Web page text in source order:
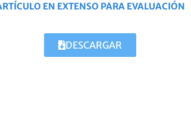
EN EXTENSO PARA EVALUACIÓN
DESCARGAR